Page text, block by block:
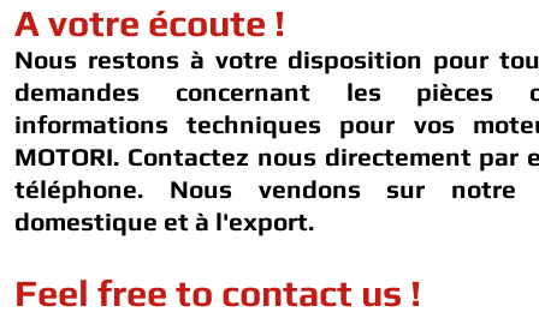
A votre écoute !
Nous restons à votre disposition pour
demandes concernant les pièces
informations techniques pour vos
MOTORI. Contactez nous directement par
téléphone. Nous vendons sur notre
domestique et à l'export.
Feel free to contact us !